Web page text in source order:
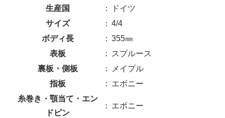
生産国 ：
ドイツ
サイズ
： 4/4
ボディ長
： 355㎜
表板
：
スプルース
裏板・側板
：
メイプル
指板
： エボニー
糸巻き・顎当て・エン
ドピン
： エボニー